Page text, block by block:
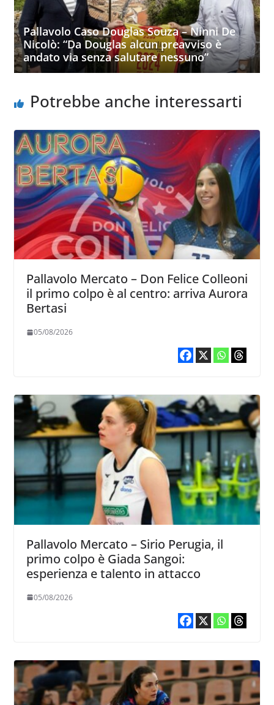
Pallavolo Caso Douglas Souza – Ninni De
Nicolò: “Da Douglas alcun preavviso è
andato via senza salutare nessuno”
Potrebbe anche interessarti
Pallavolo Mercato – Don Felice Colleoni
il primo colpo è al centro: arriva Aurora
Bertasi
05/08/2026
Pallavolo Mercato – Sirio Perugia, il
primo colpo è Giada Sangoi:
esperienza e talento in attacco
05/08/2026